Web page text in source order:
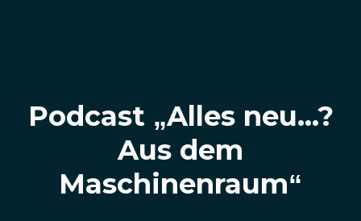
Podcast „Alles neu...?
Aus dem
Maschinenraum“